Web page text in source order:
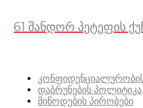
61 შანდორ პეტეფის
დაბრუნების პოლიტიკა
მიწოდების პირობები